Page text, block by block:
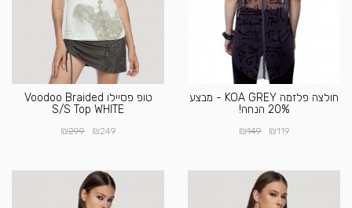
חולצה פלזמה KOA GREY - מבצע
20% הנחה!
₪119
₪149
טופ פסיילו Voodoo Braided
S/S Top WHITE
₪249
₪299